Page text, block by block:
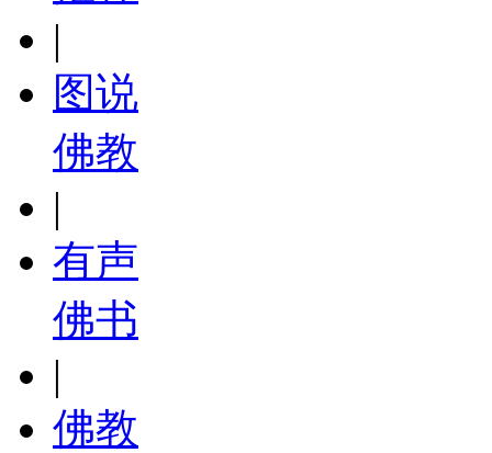
|
图说
佛教
|
有声
佛书
|
佛教